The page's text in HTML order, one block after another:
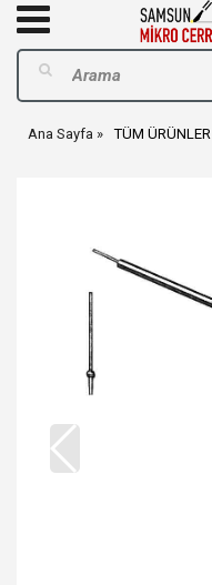
Ana Sayfa TÜM ÜRÜNLER